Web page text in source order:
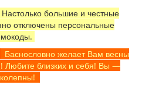
большие и честные
отключены персональные
Баснословно желает Вам весны
Любите близких и себя! Вы —